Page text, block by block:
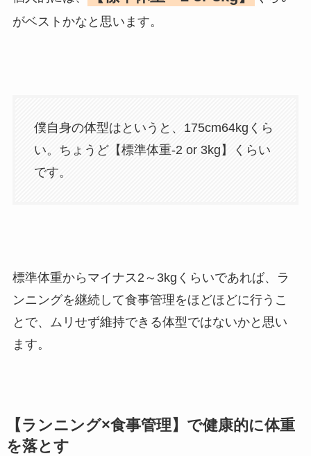
がベストかなと思います。
僕自身の体型はというと、175cm64kgくら
い。ちょうど【標準体重-2 or 3kg】くらい
です。
標準体重からマイナス2～3kgくらいであれば、ラ
ンニングを継続して食事管理をほどほどに行うこ
とで、ムリせず維持できる体型ではないかと思い
ます。
【ランニング×食事管理】で健康的に体重
を落とす